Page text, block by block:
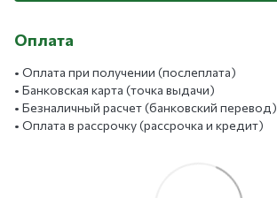
Оплата
• Оплата при получении (послеплата)
• Банковская карта (точка выдачи)
• Безналичный расчет (банковский перевод)
• Оплата в рассрочку (рассрочка и кредит)